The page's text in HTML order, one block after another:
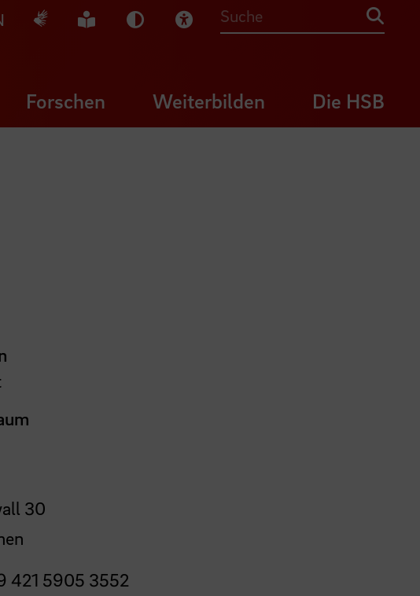
Deutsche Gebärdensprache
Leichte Sprache
Dunkel-Modus
Visuelle Hilfe
Suche
Forschen Weiterbilden Die HSB
30
421 5905 3552